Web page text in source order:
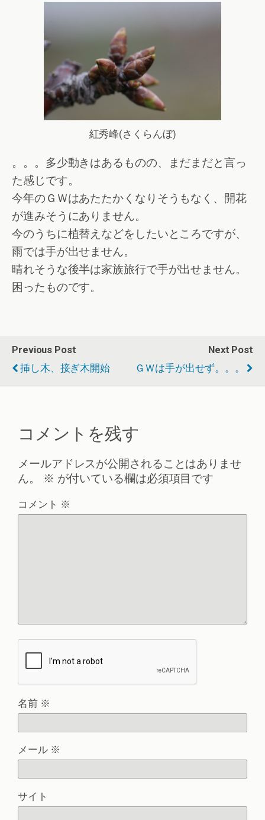
紅秀峰(さくらんぼ)
。。。多少動きはあるものの、まだまだと言っ
た感じです。
今年のＧＷはあたたかくなりそうもなく、開花
が進みそうにありません。
今のうちに植替えなどをしたいところですが、
雨では手が出せません。
晴れそうな後半は家族旅行で手が出せません。
困ったものです。
Previous Post
挿し木、接ぎ木開始
Next Post
ＧＷは手が出せず。。。
コメントを残す
メールアドレスが公開されることはありませ
ん。
※ が付いている欄は必須項目です
コメント ※
名前 ※
メール ※
サイト